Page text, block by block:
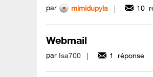
par mimidupyla 10
Webmail
par Isa700 1 réponse